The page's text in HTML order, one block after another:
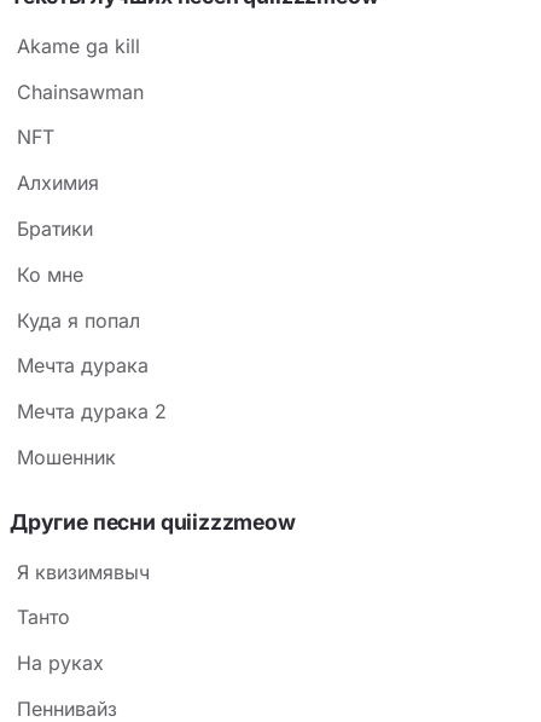
Akame ga kill
Chainsawman
NFT
Алхимия
Братики
Ко мне
Куда я попал
Мечта дурака
Мечта дурака 2
Мошенник
Другие песни ​quiizzzmeow
Я квизимявыч
Танто
На руках
Пеннивайз